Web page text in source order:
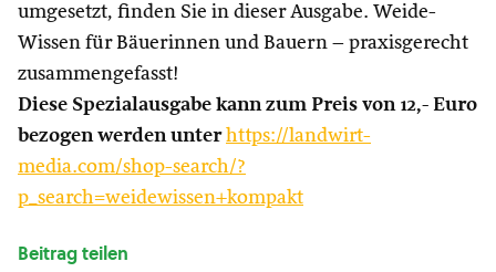
umgesetzt, finden Sie in dieser Ausgabe. Weide-
Wissen für Bäuerinnen und Bauern – praxisgerecht
zusammengefasst!
Diese Spezialausgabe kann zum Preis von 12,- Euro
bezogen werden unterhttps://landwirt-
media.com/shop-search/?
p_search=weidewissen+kompakt
Beitrag teilen